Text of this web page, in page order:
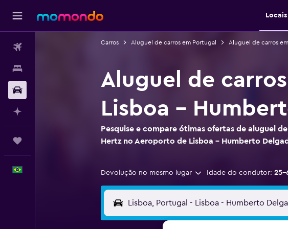
Locais
Carros Aluguel de carros em Portugal Aluguel de carros
Aluguel de
Lisboa -
Pesquise e compare ótimas ofertas de aluguel
Hertz no Aeroporto de Lisboa - Humberto
Devolução no mesmo lugar Idade do condutor: 25-